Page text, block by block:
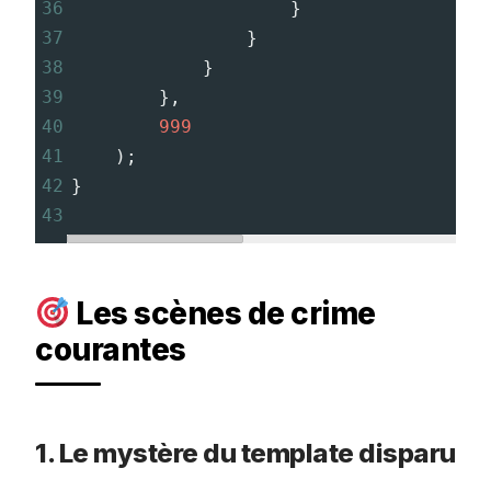
36
}
37
}
38
}
39
},
40
999
41
);
42 }
43
Les scènes de crime
courantes
1. Le mystère du template disparu